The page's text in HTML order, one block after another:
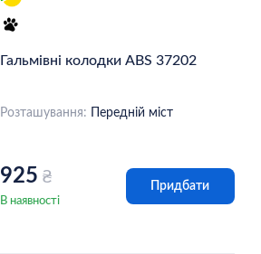
Гальмівні колодки ABS 37202
Розташування: Передній міст
925 ₴
В наявності
Придбати